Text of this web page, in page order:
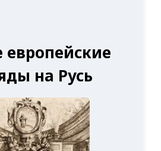
европейские
на Русь